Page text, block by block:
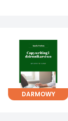
DARMOWY